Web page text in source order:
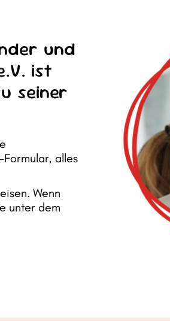
und
ist
seiner
alles
Wenn
unter dem